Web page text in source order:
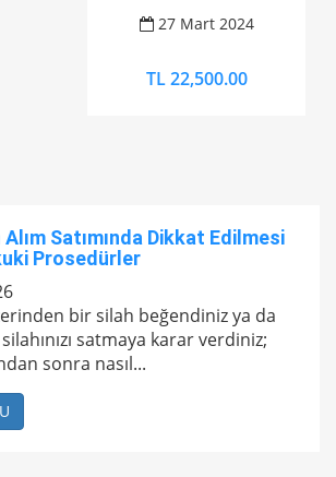
27 Mart 2024
TL 22,500.00
Satımında Dikkat Edilmesi
Prosedürler
bir silah beğendiniz ya da
satmaya karar verdiniz;
sonra nasıl...